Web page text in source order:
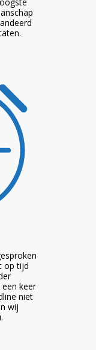
op tijd
keer
niet
wij